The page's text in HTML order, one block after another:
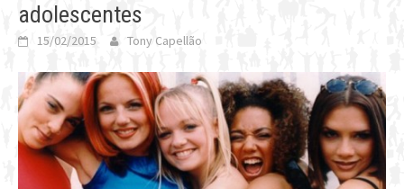
adolescentes
15/02/2015 Tony Capellão